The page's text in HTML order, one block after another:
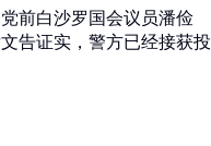
前白沙罗国会议员潘俭
告证实，警方已经接获投